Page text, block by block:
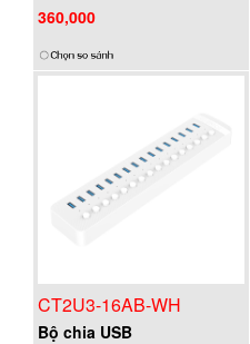
360,000
CT2U3-16AB-WH
Bộ chia USB